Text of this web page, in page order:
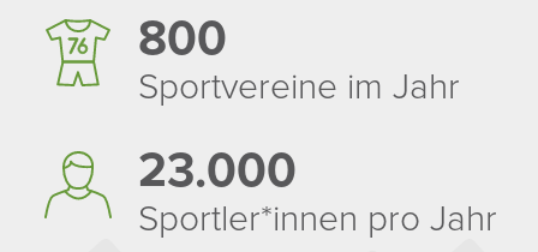
800
Sport­ver­eine im Jahr
23.000
Sportler*innen pro Jahr